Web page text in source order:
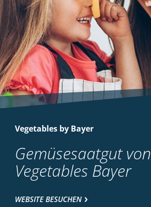
Vegetables by Bayer
Gemüsesaatgut von
Vegetables Bayer
WEBSITE BESUCHEN